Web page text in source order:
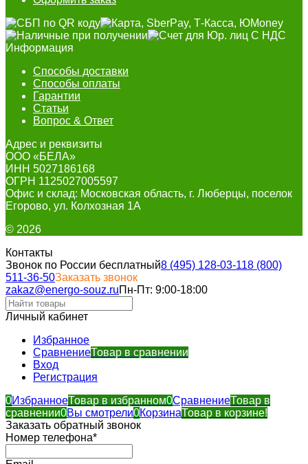
Информация
Способы доставки
Способы оплаты
Гарантии
Статьи
Вопрос & Ответ
Адрес и реквизиты
ООО «БЕЛА»
ИНН 5027186168
ОГРН 1125027005597
Офис и склад: Московская область, г. Люберцы, поселок
Егорово, ул. Колхозная 1А
© 2026
Контакты
Звонок по России бесплатный8 (495) 128-03-118 (800)
511-36-50Заказать звонок
zakaz@energo-souz.ruПн-Пт: 9:00-18:00
Личный кабинет
Избранное
СравнениеТовар в сравнении
Вход
Регистрация
0ИзбранноеТовар в избранном0СравнениеТовар в
сравнении0Вы смотрели0КорзинаТовар в корзине!
Заказать обратный звонок
Номер телефона*